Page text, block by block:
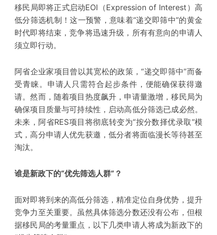
移民局即将正式启动EOI（Expression of Interest）高
低分筛选机制！这一预警，意味着“递交即筛中”的黄金
时代即将结束，竞争将迅速升级，所有有意向的申请人
须立即行动。
阿省企业家项目曾以其宽松的政策，“递交即筛中”而备
受青睐。申请人只需符合起步条件，便能确保获得邀
请。然而，随着项目热度飙升，申请量激增，移民局为
确保项目质量与可持续性，启动高低分筛选已成必然。
未来，阿省RES项目 将彻底转变为“按分数择优录取”模
式，高分申请人优先获邀，低分者将面临漫长等待甚至
淘汰。
谁是新政下的“优先筛选人群”？
面对即将到来的高低分筛选，精准定位自身优势，提升
竞争力至关重要。虽然具体筛选分数还没有公布，但根
据移民局的考量重点，以下几类申请人将成为新政下的